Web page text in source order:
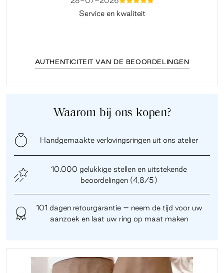
Service en kwaliteit
AUTHENTICITEIT VAN DE BEOORDELINGEN
Waarom bij ons kopen?
Handgemaakte verlovingsringen uit ons atelier
10.000 gelukkige stellen en uitstekende
beoordelingen (4,8/5)
101 dagen retourgarantie – neem de tijd voor uw
aanzoek en laat uw ring op maat maken